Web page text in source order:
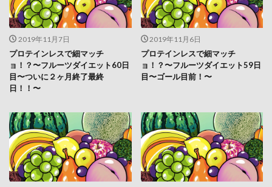
2019年11月7日
プロテインレスで細マッチ
ョ！？〜フルーツダイエット60日
目〜ついに２ヶ月終了最終
日！！〜
2019年11月6日
プロテインレスで細マッチ
ョ！？〜フルーツダイエット59日
目〜ゴール目前！〜